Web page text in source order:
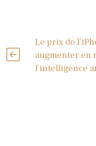
Le prix de
augmenter en
l’intelligence